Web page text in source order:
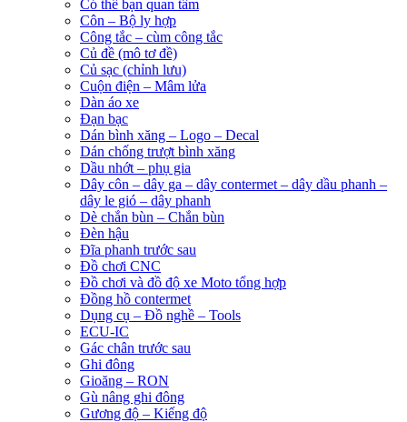
Có thể bạn quan tâm
Côn – Bộ ly hợp
Công tắc – cùm công tắc
Củ đề (mô tơ đề)
Củ sạc (chỉnh lưu)
Cuộn điện – Mâm lửa
Dàn áo xe
Đạn bạc
Dán bình xăng – Logo – Decal
Dán chống trượt bình xăng
Dầu nhớt – phụ gia
Dây côn – dây ga – dây contermet – dây dầu phanh –
dây le gió – dây phanh
Dè chắn bùn – Chắn bùn
Đèn hậu
Đĩa phanh trước sau
Đồ chơi CNC
Đồ chơi và đồ độ xe Moto tổng hợp
Đồng hồ contermet
Dụng cụ – Đồ nghề – Tools
ECU-IC
Gác chân trước sau
Ghi đông
Gioăng – RON
Gù nâng ghi đông
Gương độ – Kiếng độ